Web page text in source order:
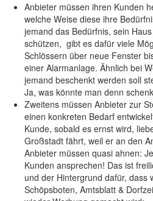
Anbieter müssen ihren Kunden
welche Weise diese ihre
jemand das Bedürfnis, sein
schützen, gibt es dafür viele
Schlössern über neue Fenster
einer Alarmanlage. Ähnlich bei
jemand beschenkt werden soll
Ja, was könnte man denn
Zweitens müssen Anbieter zur
einen konkreten Bedarf
Kunde, sobald es ernst wird,
Großstadt fährt, weil er an den
Anbieter müssen quasi ahnen:
Kunden ansprechen! Das ist
und der Hintergrund dafür, dass
Schöpsboten, Amtsblatt &